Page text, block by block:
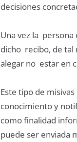
decisiones
Una vez la
dicho recibo, de tal
alegar no estar en
Este tipo de
conocimiento y
como finalidad
puede ser enviada